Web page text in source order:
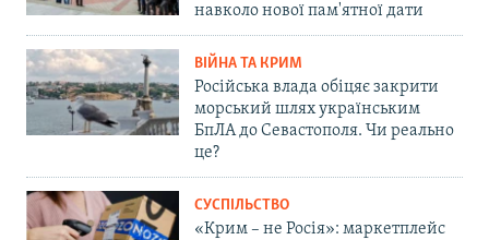
навколо нової пам'ятної дати
ВІЙНА ТА КРИМ
Російська влада обіцяє закрити
морський шлях українським
БпЛА до Севастополя. Чи реально
це?
СУСПІЛЬСТВО
«Крим – не Росія»: маркетплейс